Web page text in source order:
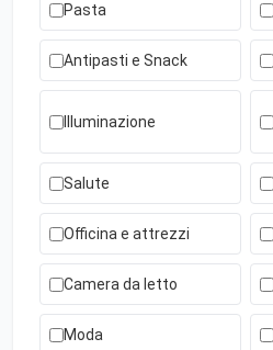
Pasta
Antipasti e Snack
Illuminazione
Salute
Officina e attrezzi
Camera da letto
Moda